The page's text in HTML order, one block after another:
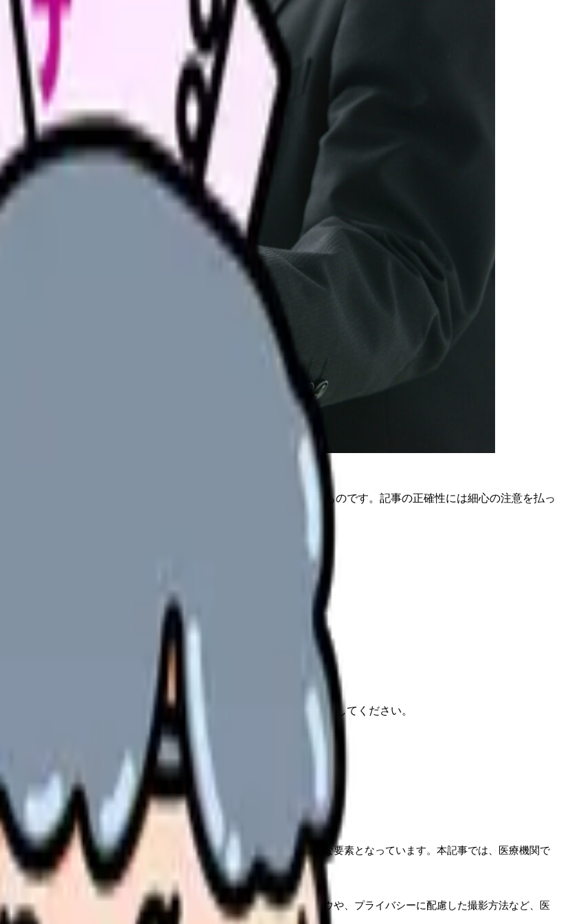
の問い合わせ導線を設置しています。掲載情報は公開日時点のものです。記事の正確性には細心の注意を払っ
ます。
新条件は公的機関・勤務先・各サービス公式情報もあわせて確認してください。
。特に若手看護師の採用において、動画コンテンツの活用は不可欠な要素となっています。本記事では、医療機関で
まで詳しく解説します。
お伝えしていきます。医療現場の特性を考慮した動画制作のノウハウや、プライバシーに配慮した撮影方法など、医